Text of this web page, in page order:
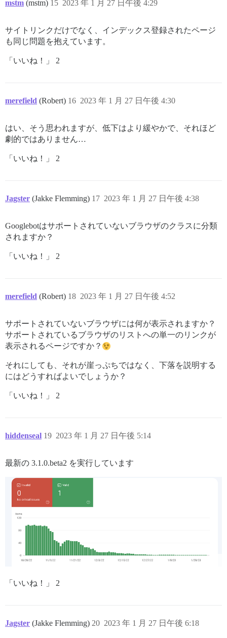
mstm (mstm) 2023 年 1 月 27 日午後 4:29
15
サイトリンクだけでなく、インデックス登録されたページ
も同じ問題を抱えています。
「いいね！」 2
merefield (Robert) 2023 年 1 月 27 日午後 4:30
16
はい、そう思われますが、低下はより緩やかで、それほど
劇的ではありません…
「いいね！」 2
Jagster (Jakke Flemming) 2023 年 1 月 27 日午後 4:38
17
Googlebotはサポートされていないブラウザのクラスに分類
されますか？
「いいね！」 2
merefield (Robert) 2023 年 1 月 27 日午後 4:52
18
サポートされていないブラウザには何が表示されますか？
サポートされているブラウザのリストへの単一のリンクが
表示されるページですか？
それにしても、それが崖っぷちではなく、下落を説明する
にはどうすればよいでしょうか？
「いいね！」 2
hiddenseal 2023 年 1 月 27 日午後 5:14
19
最新の 3.1.0.beta2 を実行しています
「いいね！」 2
Jagster (Jakke Flemming) 2023 年 1 月 27 日午後 6:18
20